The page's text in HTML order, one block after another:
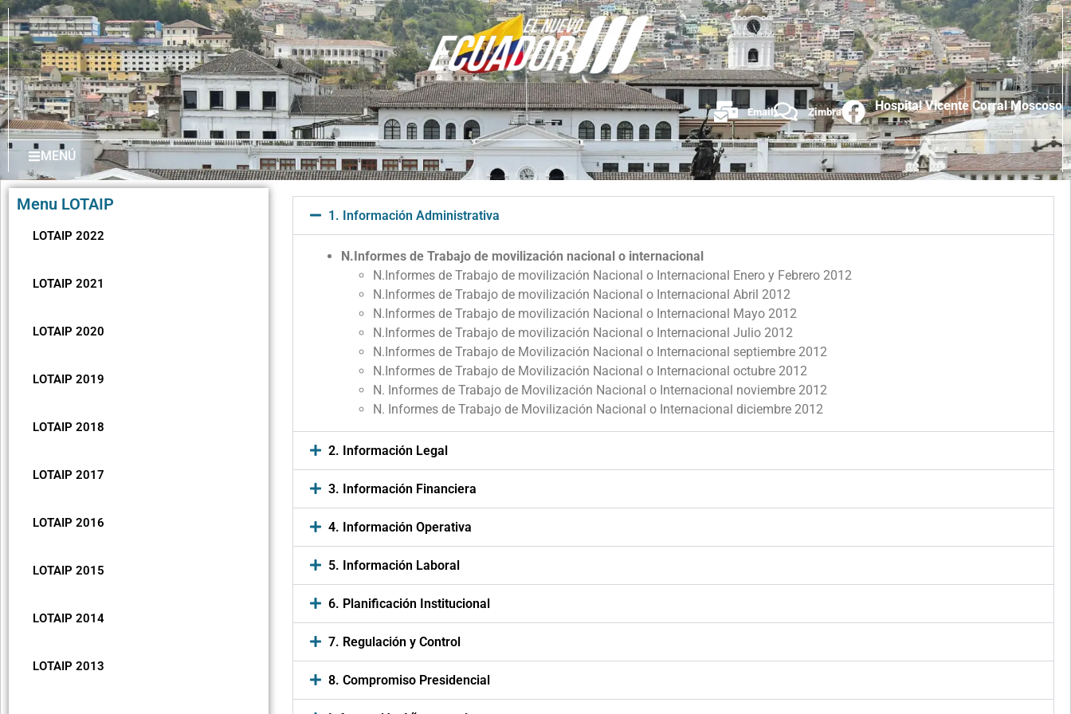
Hospital Vicente Corral Moscoso
Email Zimbra
MENÚ
Menu LOTAIP
LOTAIP 2022
LOTAIP 2021
LOTAIP 2020
LOTAIP 2019
LOTAIP 2018
LOTAIP 2017
LOTAIP 2016
LOTAIP 2015
LOTAIP 2014
LOTAIP 2013
1. Información Administrativa
N.Informes de Trabajo de movilización nacional o internacional
N.Informes de Trabajo de movilización Nacional o Internacional Enero y Febrero 2012
N.Informes de Trabajo de movilización Nacional o Internacional Abril 2012
N.Informes de Trabajo de movilización Nacional o Internacional Mayo 2012
N.Informes de Trabajo de movilización Nacional o Internacional Julio 2012
N.Informes de Trabajo de Movilización Nacional o Internacional septiembre 2012
N.Informes de Trabajo de Movilización Nacional o Internacional octubre 2012
N. Informes de Trabajo de Movilización Nacional o Internacional noviembre 2012
N. Informes de Trabajo de Movilización Nacional o Internacional diciembre 2012
2. Información Legal
3. Información Financiera
4. Información Operativa
5. Información Laboral
6. Planificación Institucional
7. Regulación y Control
8. Compromiso Presidencial